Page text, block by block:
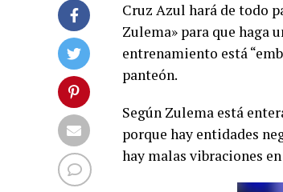
Cruz Azul hará de todo
Zulema» para que haga
entrenamiento está
panteón.
Según Zulema está
porque hay entidades
hay malas vibraciones